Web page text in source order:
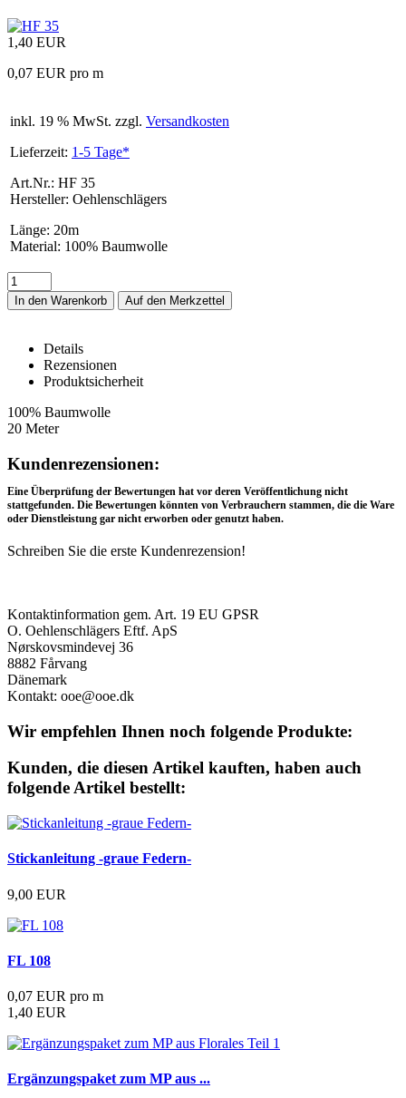
1,40 EUR
0,07 EUR pro m
inkl. 19 % MwSt. zzgl. Versandkosten
Lieferzeit: 1-5 Tage*
Art.Nr.: HF 35
Hersteller: Oehlenschlägers
Länge: 20m
Material: 100% Baumwolle
In den Warenkorb
Details
Rezensionen
Produktsicherheit
HF 35 – Details
100% Baumwolle
20 Meter
Rezensionen
Kundenrezensionen:
Eine Überprüfung der Bewertungen hat vor deren Veröffentlichung nicht
stattgefunden. Die Bewertungen könnten von Verbrauchern stammen, die die Ware
oder Dienstleistung gar nicht erworben oder genutzt haben.
Schreiben Sie die erste Kundenrezension!
Kontaktinformation gem. Art. 19 EU GPSR
O. Oehlenschlägers Eftf. ApS
Nørskovsmindevej 36
8882 Fårvang
Dänemark
Kontakt: ooe@ooe.dk
Wir empfehlen Ihnen noch folgende Produkte:
Kunden, die diesen Artikel kauften, haben auch
folgende Artikel bestellt:
Stickanleitung -graue Federn-
9,00 EUR
FL 108
0,07 EUR pro m
1,40 EUR
Ergänzungspaket zum MP aus ...